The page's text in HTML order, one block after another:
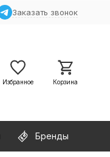
Заказать звонок
Избранное Корзина
Бренды